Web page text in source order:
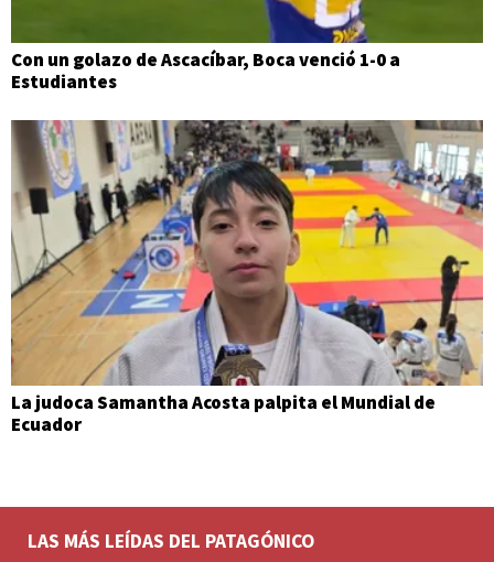
Con un golazo de Ascacíbar, Boca venció 1-0 a
Estudiantes
La judoca Samantha Acosta palpita el Mundial de
Ecuador
LAS MÁS LEÍDAS DEL PATAGÓNICO